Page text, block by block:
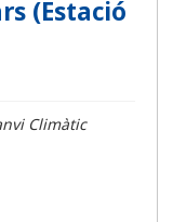
(Estació
Climàtic